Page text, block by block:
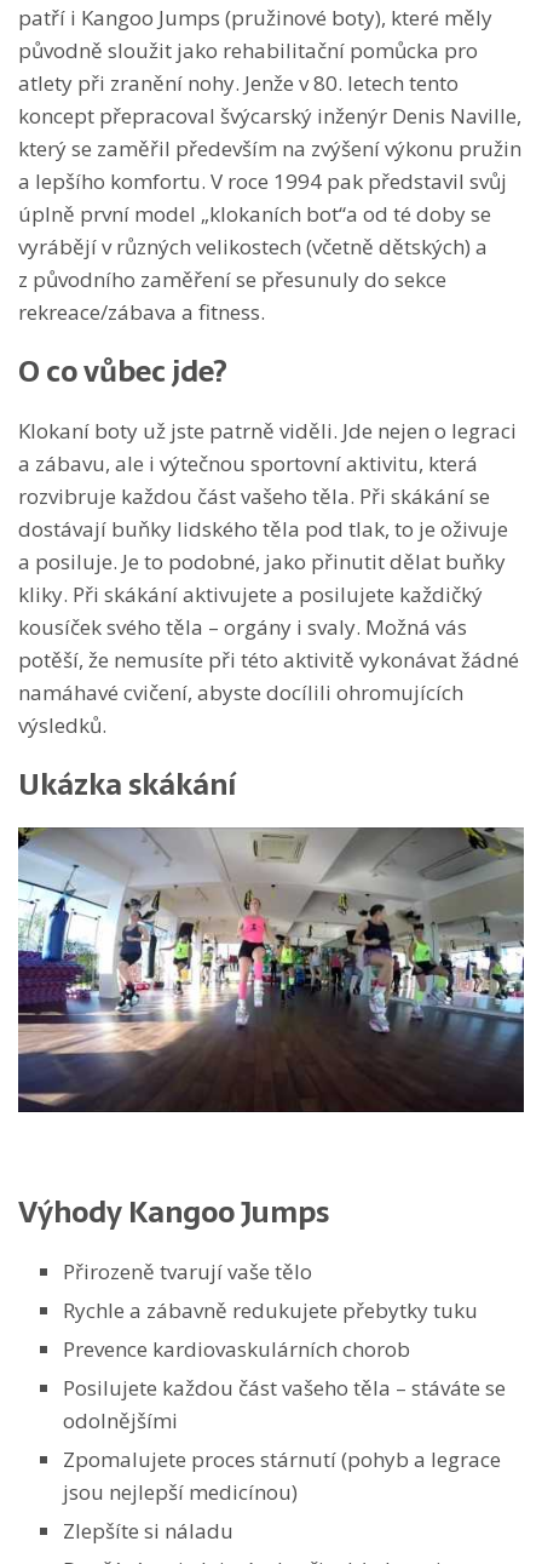
patří i Kangoo Jumps (pružinové boty), které měly
původně sloužit jako rehabilitační pomůcka pro
atlety při zranění nohy. Jenže v 80. letech tento
koncept přepracoval švýcarský inženýr Denis Naville,
který se zaměřil především na zvýšení výkonu pružin
a lepšího komfortu. V roce 1994 pak představil svůj
úplně první model „klokaních bot“a od té doby se
vyrábějí v různých velikostech (včetně dětských) a
z původního zaměření se přesunuly do sekce
rekreace/zábava a fitness.
O co vůbec jde?
Klokaní boty už jste patrně viděli. Jde nejen o legraci
a zábavu, ale i výtečnou sportovní aktivitu, která
rozvibruje každou část vašeho těla. Při skákání se
dostávají buňky lidského těla pod tlak, to je oživuje
a posiluje. Je to podobné, jako přinutit dělat buňky
kliky. Při skákání aktivujete a posilujete každičký
kousíček svého těla – orgány i svaly. Možná vás
potěší, že nemusíte při této aktivitě vykonávat žádné
namáhavé cvičení, abyste docílili ohromujících
výsledků.
Ukázka skákání
Výhody Kangoo Jumps
Přirozeně tvarují vaše tělo
Rychle a zábavně redukujete přebytky tuku
Prevence kardiovaskulárních chorob
Posilujete každou část vašeho těla – stáváte se
odolnějšími
Zpomalujete proces stárnutí (pohyb a legrace
jsou nejlepší medicínou)
Zlepšíte si náladu